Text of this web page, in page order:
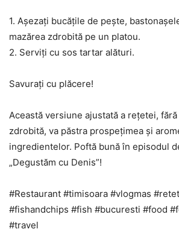
1. Așezați bucățile de pește,
mazărea zdrobită pe un platou.
2. Serviți cu sos tartar alături.
Savurați cu plăcere!
Această versiune ajustată a rețetei,
zdrobită, va păstra prospețimea și
ingredientelor. Poftă bună în episodul
„Degustăm cu Denis”!
#Restaurant #timisoara #vlogmas
#fishandchips #fish #bucuresti #food
#travel